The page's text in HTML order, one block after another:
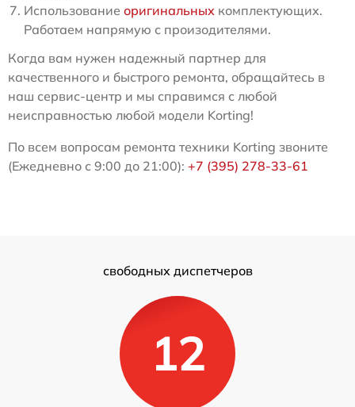
Использование оригинальных комплектующих.
Работаем напрямую с произодителями.
Когда вам нужен надежный партнер для
качественного и быстрого ремонта, обращайтесь в
наш сервис-центр и мы справимся с любой
неисправностью любой модели Korting!
По всем вопросам ремонта техники Korting звоните
(Ежедневно с 9:00 до 21:00): +7 (395) 278-33-61
свободных диспетчеров
12